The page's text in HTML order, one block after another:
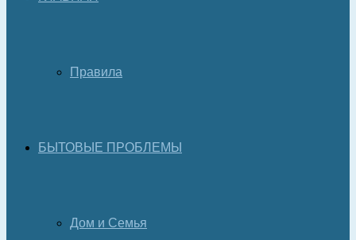
Правила
БЫТОВЫЕ ПРОБЛЕМЫ
Дом и Семья